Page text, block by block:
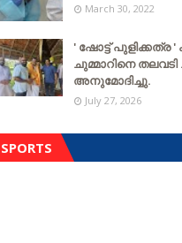
March 30, 2022
' ഷോട്ട് പുളിക്കത്ര '
ചുമ്മാറിനെ
അനുമോദിച്ചു.
July 27, 2026
SPORTS